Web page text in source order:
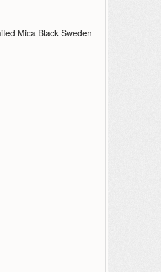
Mica Black Sweden